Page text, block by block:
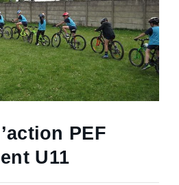
PEF
U11